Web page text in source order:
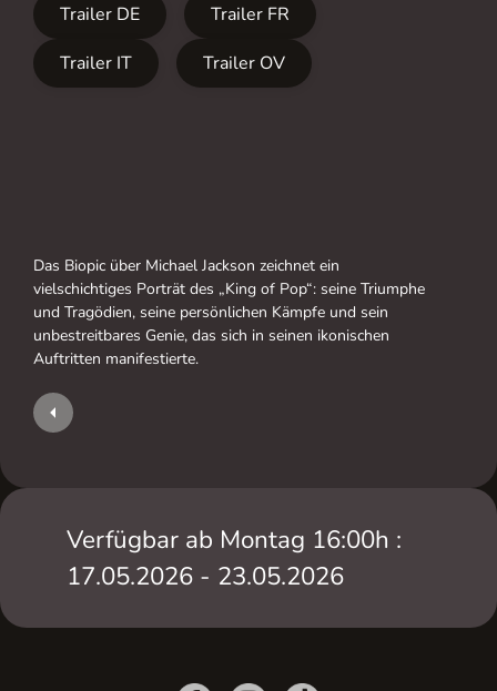
Trailer DE
Trailer FR
Trailer IT
Trailer OV
Das Biopic über Michael Jackson zeichnet ein
vielschichtiges Porträt des „King of Pop“: seine Triumphe
und Tragödien, seine persönlichen Kämpfe und sein
unbestreitbares Genie, das sich in seinen ikonischen
Auftritten manifestierte.
Verfügbar ab Montag 16:00h :
17.05.2026 - 23.05.2026